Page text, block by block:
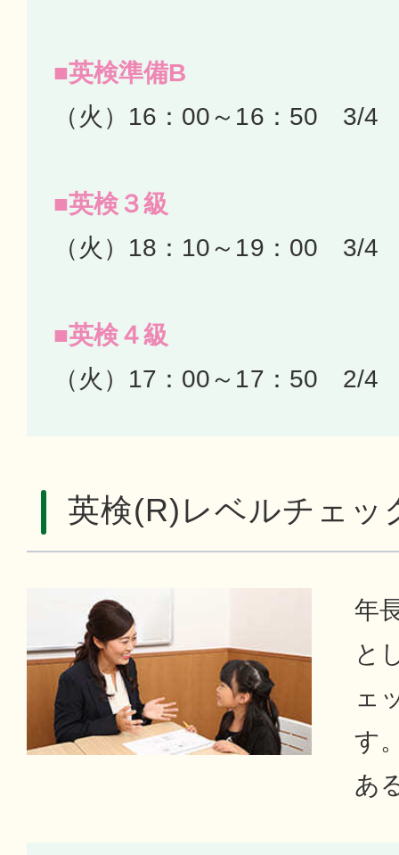
■英検準備B
（火）16：00～16：50 3/4
■英検３級
（火）18：10～19：00 3/4
■英検４級
（火）17：00～17：50 2/4
英検(R)レベルチェッ
年
と
ェ
す
あ